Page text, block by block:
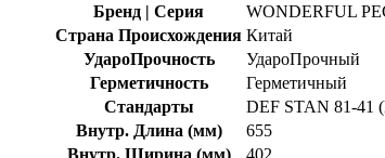
Бренд | Серия
WONDERFUL
Страна Происхождения Китай
УдароПрочность
УдароПрочный
Герметичность
Герметичный
Стандарты
DEF STAN 81-41
Внутр. Длина (мм)
655